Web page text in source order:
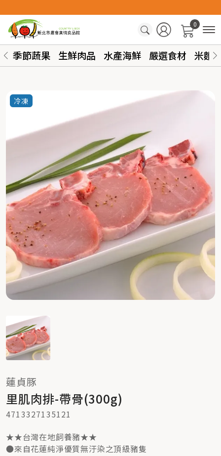
0
季節蔬果 生鮮肉品 水產海鮮 嚴選食材 米麵
冷凍
蓮貞豚
里肌肉排-帶骨(300g)
4713327135121
★★台灣在地飼養豬★★
●來自花蓮純淨優質無汙染之頂級豬隻